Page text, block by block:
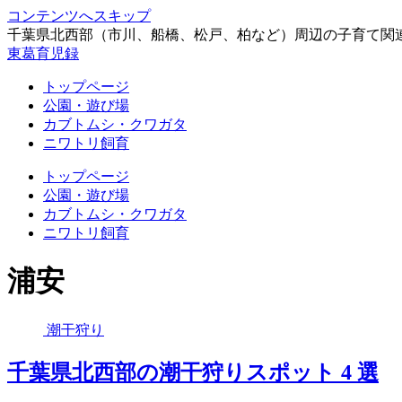
コンテンツへスキップ
千葉県北西部（市川、船橋、松戸、柏など）周辺の子育て関
東葛育児録
トップページ
公園・遊び場
カブトムシ・クワガタ
ニワトリ飼育
トップページ
公園・遊び場
カブトムシ・クワガタ
ニワトリ飼育
浦安
潮干狩り
千葉県北西部の潮干狩りスポット 4 選